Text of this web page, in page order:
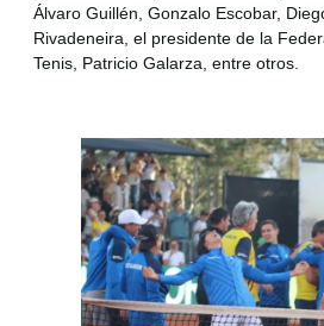
Álvaro Guillén, Gonzalo Escobar,
Rivadeneira, el presidente de la
Tenis, Patricio Galarza, entre otros.